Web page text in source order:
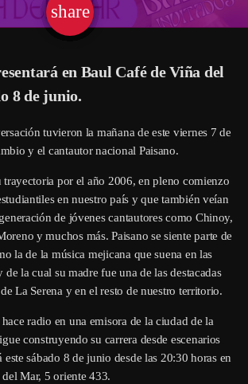
share
email
en Baul Café de Viña del
8 de junio.
tuvieron la mañana de este viernes 7 de
y el cantautor nacional Paisano.
trayectoria por el año 2006, en pleno comienzo
en nuestro país y que también veían
de jóvenes cantautores como Chinoy,
y muchos más. Paisano se siente parte de
la de la música mejicana que suena en las
la cual su madre fue una de las destacadas
La Serena y en el resto de nuestro territorio.
radio en una emisora de la ciudad de la
construyendo su carrera desde escenarios
este sábado 8 de junio desde las 20:30 horas en
Mar, 5 oriente 433.